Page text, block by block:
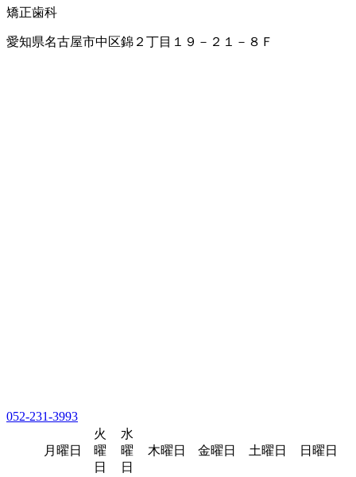
矯正歯科
愛知県名古屋市中区錦２丁目１９－２１－８Ｆ
052-231-3993
月曜日
火
曜
日
水
曜
日
木曜日 金曜日 土曜日 日曜日